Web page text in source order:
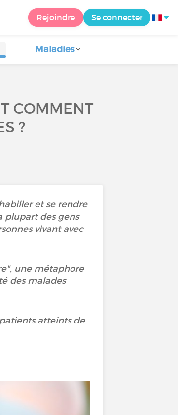
Rejoindre Se connecter
Maladies
COMMENT
?
et se rendre
plupart des gens
vivant avec
une métaphore
des malades
atteints de